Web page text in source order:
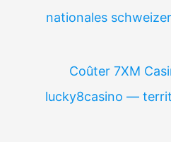
nationales
Coûter 7XM
lucky8casino —